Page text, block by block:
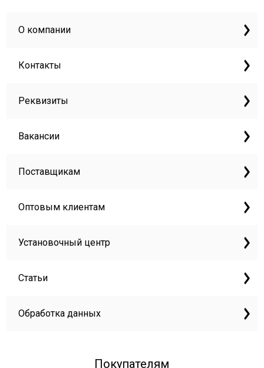
О компании
Контакты
Реквизиты
Вакансии
Поставщикам
Оптовым клиентам
Установочный центр
Статьи
Обработка данных
Покупателям